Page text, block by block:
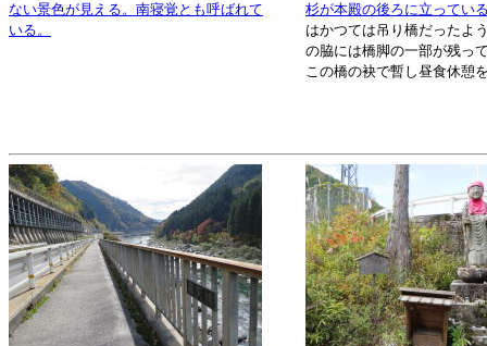
ない景色が見える。南寝覚とも呼ばれて
いる。
杉が本殿の後ろに立ってい
はかつては吊り橋だったよ
の脇には橋脚の一部が残っ
この橋の袂で暫し昼食休憩